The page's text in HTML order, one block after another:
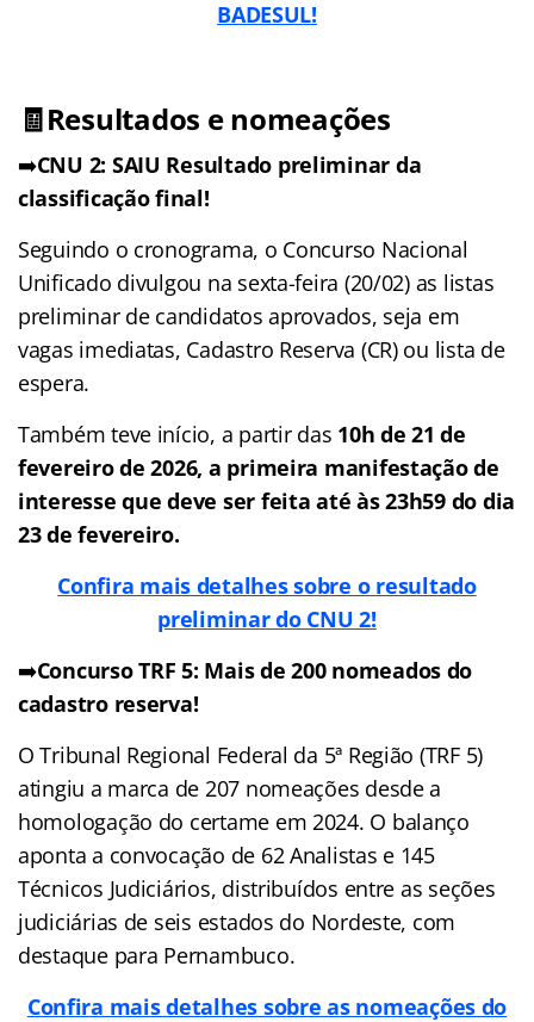
BADESUL!
🧾Resultados e nomeações
➡️CNU 2: SAIU Resultado preliminar da
classificação final!
Seguindo o cronograma, o Concurso Nacional
Unificado divulgou na sexta-feira (20/02) as listas
preliminar de candidatos aprovados, seja em
vagas imediatas, Cadastro Reserva (CR) ou lista de
espera.
Também teve início, a partir das 10h de 21 de
fevereiro de 2026, a primeira manifestação de
interesse que deve ser feita até às 23h59 do dia
23 de fevereiro.
Confira mais detalhes sobre o resultado
preliminar do CNU 2!
➡️Concurso TRF 5: Mais de 200 nomeados do
cadastro reserva!
O Tribunal Regional Federal da 5ª Região (TRF 5)
atingiu a marca de 207 nomeações desde a
homologação do certame em 2024. O balanço
aponta a convocação de 62 Analistas e 145
Técnicos Judiciários, distribuídos entre as seções
judiciárias de seis estados do Nordeste, com
destaque para Pernambuco.
Confira mais detalhes sobre as nomeações do